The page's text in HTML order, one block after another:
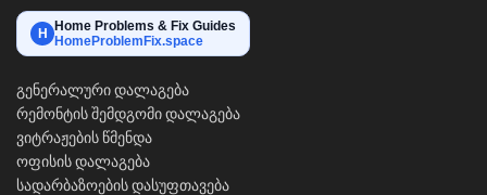
H Home Problems & Fix Guides
HomeProblemFix.space
გენერალური დალაგება
რემონტის შემდგომი დალაგება
ვიტრაჟების წმენდა
ოფისის დალაგება
სადარბაზოების დასუფთავება